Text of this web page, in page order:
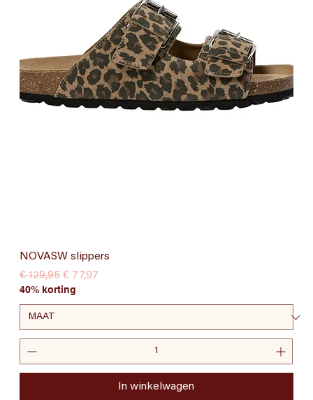
NOVASW slippers
Normale prijs
€ 129,95 Verkoopprijs
€ 77,97
40% korting
In winkelwagen